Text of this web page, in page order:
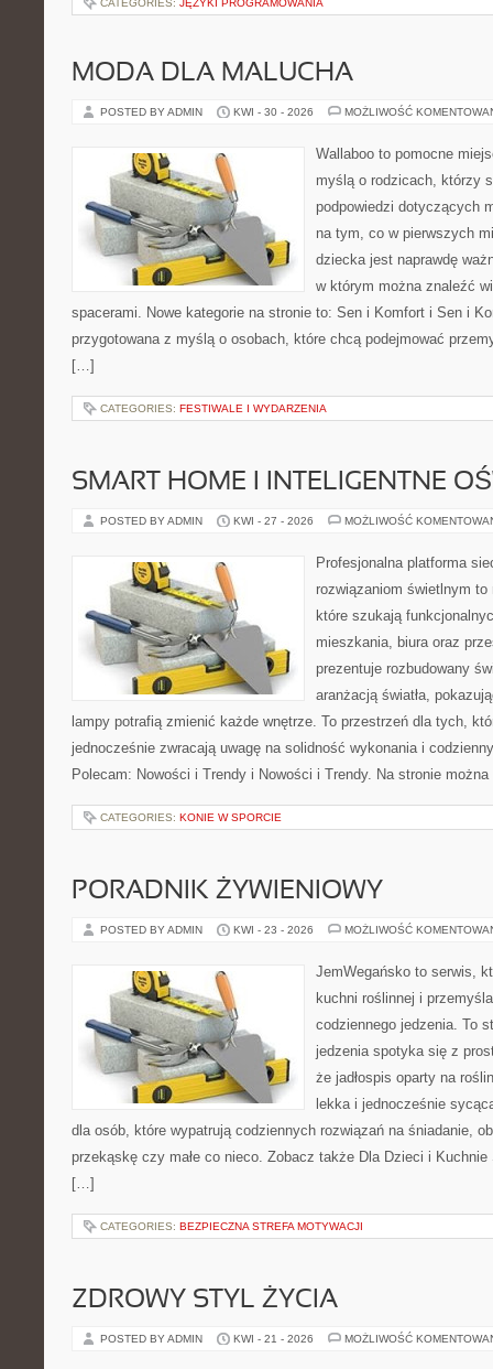
CATEGORIES: JĘZYKI PROGRAMOWANIA
MODA DLA MALUCHA
POSTED BY ADMIN KWI - 30 - 2026 MOŻLIWOŚĆ
Wallaboo to pomocne
myślą o rodzicach, którzy
podpowiedzi dotyczących
na tym, co w pierwszych
dziecka jest naprawdę
w którym można znaleźć
spacerami. Nowe kategorie na stronie to: Sen i Komfort i Sen i
przygotowana z myślą o osobach, które chcą podejmować
[…]
CATEGORIES: FESTIWALE I WYDARZENIA
SMART HOME I INTELIGENTNE
POSTED BY ADMIN KWI - 27 - 2026 MOŻLIWOŚĆ
Profesjonalna platforma
rozwiązaniom świetlnym
które szukają
mieszkania, biura oraz
prezentuje rozbudowany
aranżacją światła,
lampy potrafią zmienić każde wnętrze. To przestrzeń dla tych,
jednocześnie zwracają uwagę na solidność wykonania i
Polecam: Nowości i Trendy i Nowości i Trendy. Na stronie
CATEGORIES: KONIE W SPORCIE
PORADNIK ŻYWIENIOWY
POSTED BY ADMIN KWI - 23 - 2026 MOŻLIWOŚĆ
JemWegańsko to serwis,
kuchni roślinnej i
codziennego jedzenia. To
jedzenia spotyka się z
że jadłospis oparty na
lekka i jednocześnie
dla osób, które wypatrują codziennych rozwiązań na śniadanie,
przekąskę czy małe co nieco. Zobacz także Dla Dzieci i
[…]
CATEGORIES: BEZPIECZNA STREFA MOTYWACJI
ZDROWY STYL ŻYCIA
POSTED BY ADMIN KWI - 21 - 2026 MOŻLIWOŚĆ